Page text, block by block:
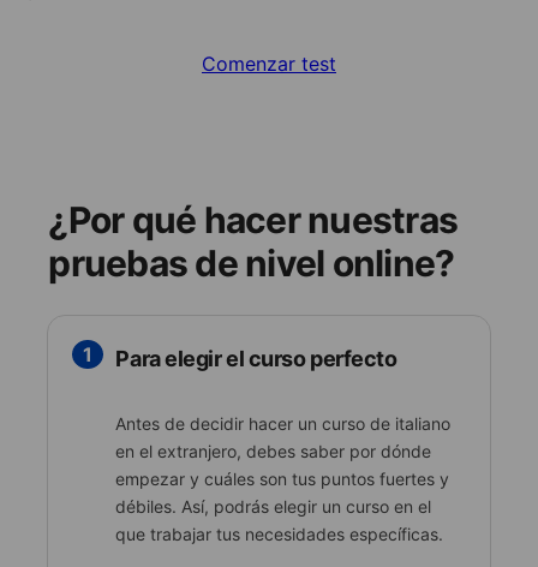
Comenzar test
¿Por qué hacer nuestras
pruebas de nivel online?
1 Para elegir el curso perfecto
Antes de decidir hacer un curso de italiano
en el extranjero, debes saber por dónde
empezar y cuáles son tus puntos fuertes y
débiles. Así, podrás elegir un curso en el
que trabajar tus necesidades específicas.